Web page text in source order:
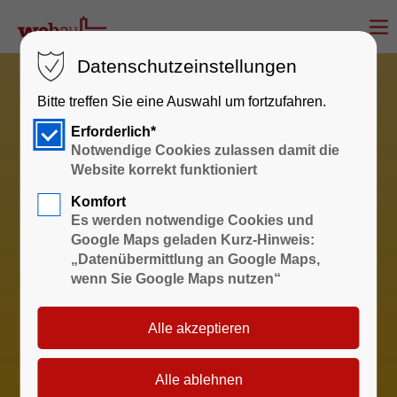
Sprechzeiten
Datenschutzeinstellungen
Bitte treffen Sie eine Auswahl um fortzufahren.
Erforderlich*
Notwendige Cookies zulassen damit die
Website korrekt funktioniert
Komfort
Es werden notwendige Cookies und
Google Maps geladen Kurz-Hinweis:
„Datenübermittlung an Google Maps,
wenn Sie Google Maps nutzen“